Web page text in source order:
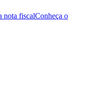
nota fiscalConheça o